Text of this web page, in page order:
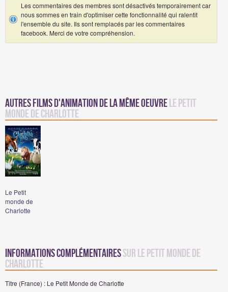
Les commentaires des membres sont désactivés temporairement car
nous sommes en train d'optimiser cette fonctionnalité qui ralentit
l'ensemble du site. Ils sont remplacés par les commentaires
facebook. Merci de votre compréhension.
Autres films d'animation de la même oeuvre Le Petit
monde de Charlotte
Le Petit
monde de
Charlotte
Informations complémentairessur Le Petit Monde de
Charlotte
Titre (France) : Le Petit Monde de Charlotte